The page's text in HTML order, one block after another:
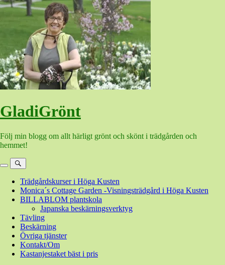
Hoppa
GladiGrönt
Följ min blogg om allt härligt grönt och skönt i trädgården och
hemmet!
MenySök
Trädgårdskurser i Höga Kusten
Monica´s Cottage Garden -Visningsträdgård i Höga Kusten
BILLABLOM plantskola
Japanska beskärningsverktyg
Tävling
Beskärning
Övriga tjänster
Kontakt/Om
Kastanjestaket bäst i pris